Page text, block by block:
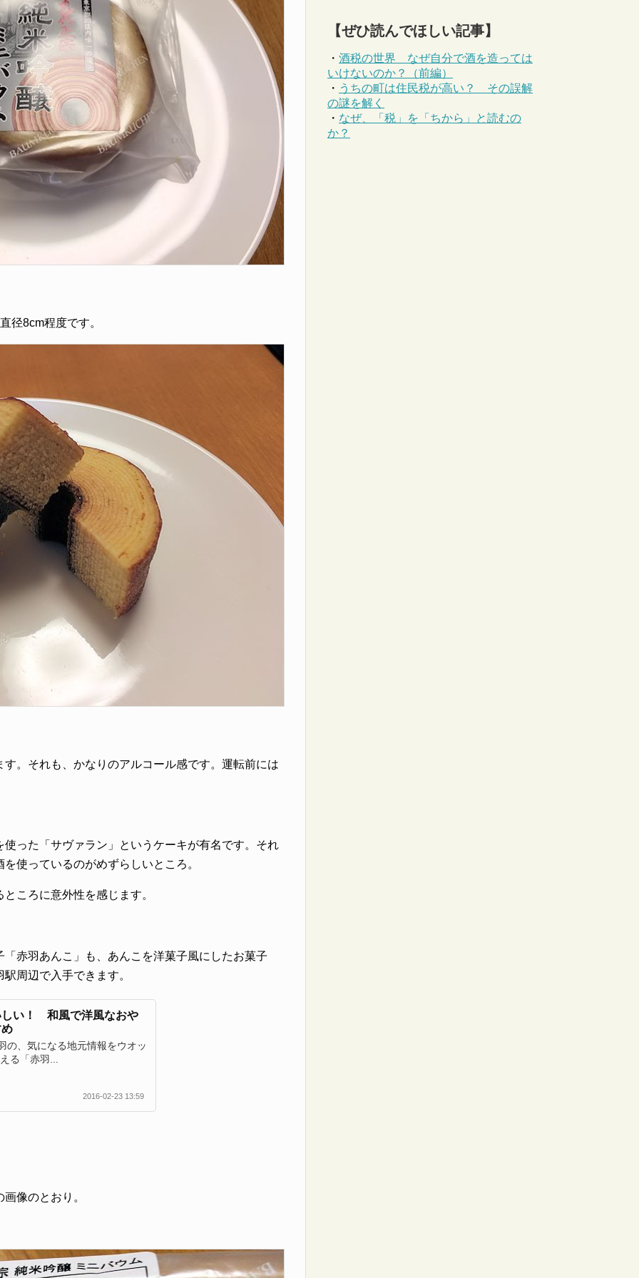
径8cm程度です。
。それも、かなりのアルコール感です。運転前には
った「サヴァラン」というケーキが有名です。それ
使っているのがめずらしいところ。
ころに意外性を感じます。
赤羽あんこ」も、あんこを洋菓子風にしたお菓子
周辺で入手できます。
しい！ 和風で洋風なおや
の、気になる地元情報をウオッ
る「赤羽...
2016-02-23 13:59
像のとおり。
【ぜひ読んでほしい記事】
・ 酒税の世界 なぜ自分で酒を造っては
いけないのか？（前編）
・ うちの町は住民税が高い？ その誤解
の謎を解く
・ なぜ、「税」を「ちから」と読むの
か？